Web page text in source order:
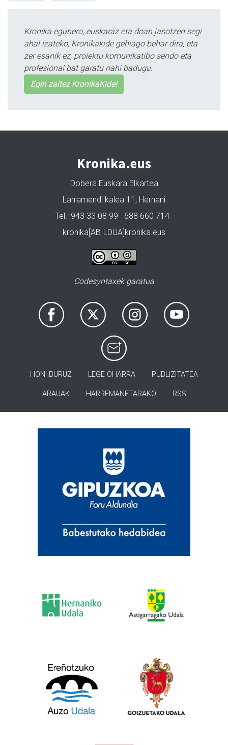
Kronika egunero, euskaraz eta doan jasotzen segi
ahal izateko, Kronikakide gehiago behar dira, eta
zer esanik ez, proiektu komunikatibo sendo eta
profesional bat garatu nahi badugu.
Egin zaitez KronikaKide!
Kronika.eus
Dobera Euskara Elkartea
Larramendi kalea 11, Hernani
Tel.: 943 33 08 99 · 688 660 714 ·
kronika[ABILDUA]kronika.eus
Codesyntaxek garatua
HONI BURUZ LEGE OHARRA PUBLIZITATEA
ARAUAK HARREMANETARAKO RSS